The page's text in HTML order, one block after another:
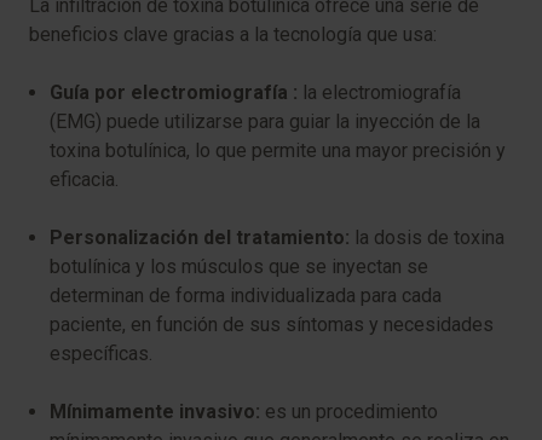
La infiltración de toxina botulínica ofrece una serie de
beneficios clave gracias a la tecnología que usa:
Guía por electromiografía : la electromiografía
(EMG) puede utilizarse para guiar la inyección de la
toxina botulínica, lo que permite una mayor precisión y
eficacia.
Personalización del tratamiento: la dosis de toxina
botulínica y los músculos que se inyectan se
determinan de forma individualizada para cada
paciente, en función de sus síntomas y necesidades
específicas.
Mínimamente invasivo: es un procedimiento